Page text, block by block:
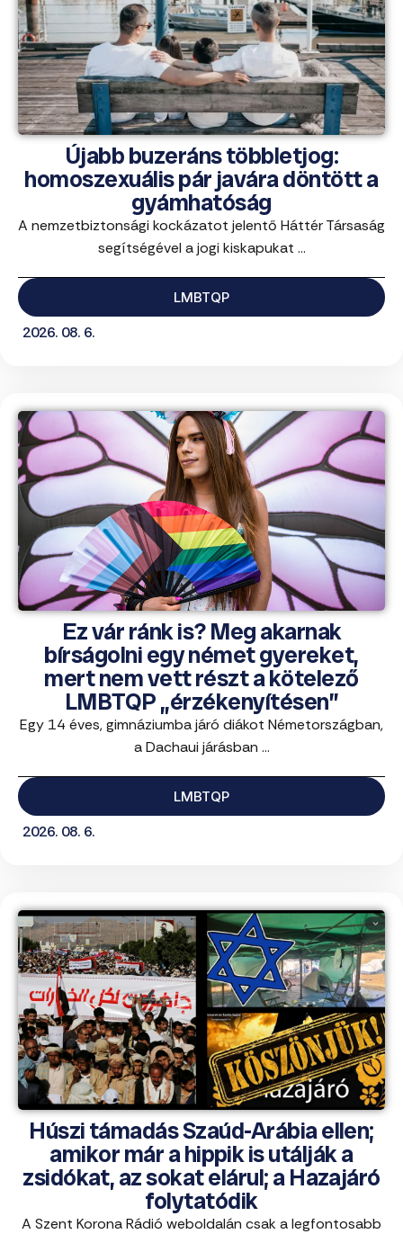
Újabb buzeráns többletjog:
homoszexuális pár javára döntött a
gyámhatóság
A nemzetbiztonsági kockázatot jelentő Háttér Társaság
segítségével a jogi kiskapukat ...
LMBTQP
2026. 08. 6.
Ez vár ránk is? Meg akarnak
bírságolni egy német gyereket,
mert nem vett részt a kötelező
LMBTQP „érzékenyítésen”
Egy 14 éves, gimnáziumba járó diákot Németországban,
a Dachaui járásban ...
LMBTQP
2026. 08. 6.
Húszi támadás Szaúd-Arábia ellen;
amikor már a hippik is utálják a
zsidókat, az sokat elárul; a Hazajáró
folytatódik
A Szent Korona Rádió weboldalán csak a legfontosabb